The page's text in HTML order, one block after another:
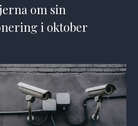
om sin
i oktober